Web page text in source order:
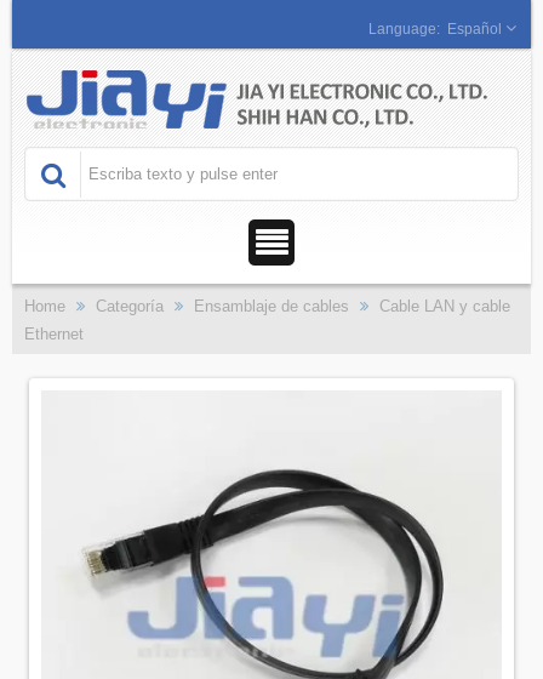
Español
Home Categoría Ensamblaje de cables
Cable LAN y cable
Ethernet